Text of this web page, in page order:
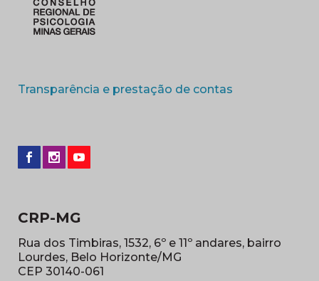
Transparência e prestação de contas
CRP-MG
Rua dos Timbiras, 1532, 6º e 11º andares, bairro
Lourdes, Belo Horizonte/MG
CEP 30140-061